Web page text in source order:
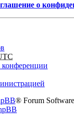
о
конференции
® Forum